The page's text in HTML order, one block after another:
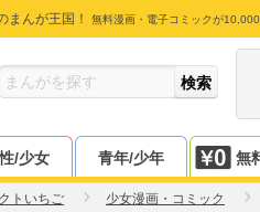
まんが王国！ 無料漫画・電子コミックが
/少女 青年/少年 無
トいちご 少女漫画・コミック